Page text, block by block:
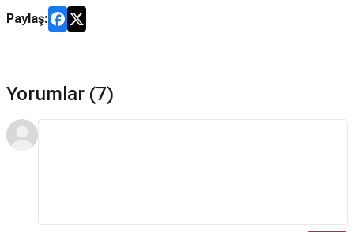
Paylaş:
Yorumlar (7)